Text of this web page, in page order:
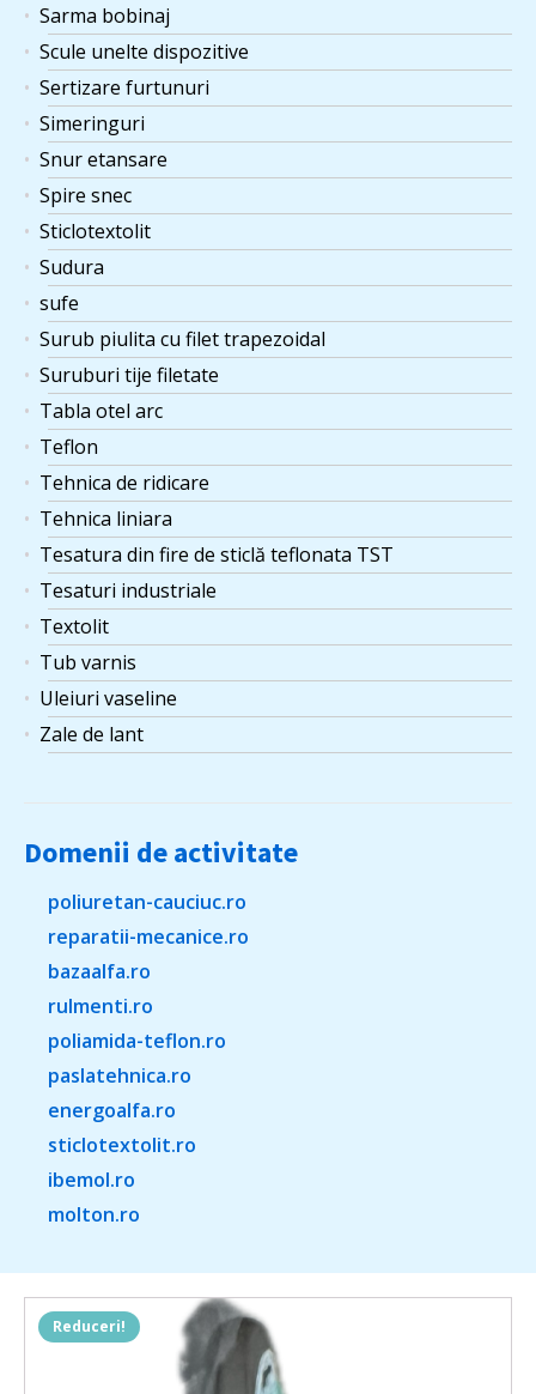
Sarma bobinaj
Scule unelte dispozitive
Sertizare furtunuri
Simeringuri
Snur etansare
Spire snec
Sticlotextolit
Sudura
sufe
Surub piulita cu filet trapezoidal
Suruburi tije filetate
Tabla otel arc
Teflon
Tehnica de ridicare
Tehnica liniara
Tesatura din fire de sticlă teflonata TST
Tesaturi industriale
Textolit
Tub varnis
Uleiuri vaseline
Zale de lant
Domenii de activitate
poliuretan-cauciuc.ro
reparatii-mecanice.ro
bazaalfa.ro
rulmenti.ro
poliamida-teflon.ro
paslatehnica.ro
energoalfa.ro
sticlotextolit.ro
ibemol.ro
molton.ro
Reduceri!